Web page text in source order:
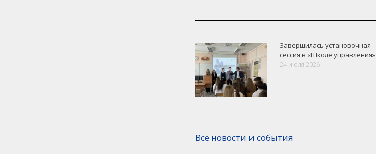
Завершилась установочная
сессия в «Школе управления»
24 июля 2026
Все новости и события